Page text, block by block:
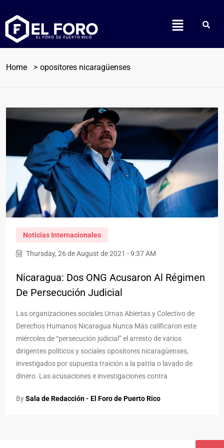
Home opositores nicaragüenses
Noticias Internacionales
Thursday, 26 de August de 2021 - 9:37 AM
Nicaragua: Dos ONG Acusaron Al Régimen
De Persecución Judicial
Las organizaciones sociales Urnas Abiertas y Colectivo de
Derechos Humanos Nicaragua Nunca Más calificaron este
miércoles de “persecución judicial” el arresto de varios
dirigentes políticos y sociales opositores nicaragüenses,
investigados por supuesta traición a la patria o lavado de
dinero. Las acusaciones e investigaciones contra
BySala de Redacción - El Foro de Puerto Rico